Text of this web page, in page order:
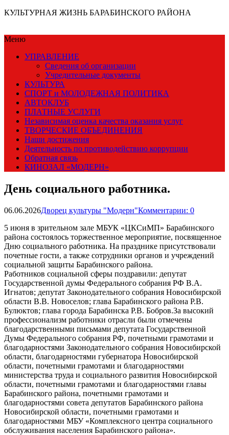
КУЛЬТУРНАЯ ЖИЗНЬ БАРАБИНСКОГО РАЙОНА
Меню
УПРАВЛЕНИЕ
Сведения об организации
Учредительные документы
КУЛЬТУРА
СПОРТ и МОЛОДЕЖНАЯ ПОЛИТИКА
АВТОКЛУБ
ПЛАТНЫЕ УСЛУГИ
Независимая оценка качества оказания услуг
ТВОРЧЕСКИЕ ОБЪЕДИНЕНИЯ
Наши достижения
Деятельность по противодействию коррупции
Обратная связь
КИНОЗАЛ «МОДЕРН»
День социального работника.
06.06.2026Дворец культуры "Модерн"Комментарии: 0
5 июня в зрительном зале МБУК «ЦКСиМП» Барабинского
района состоялось торжественное мероприятие, посвященное
Дню социального работника. На празднике присутствовали
почетные гости, а также сотрудники органов и учреждений
социальной защиты Барабинского района.
Работников социальной сферы поздравили: депутат
Государственной думы Федерального собрания РФ В.А.
Игнатов; депутат Законодательного собрания Новосибирской
области В.В. Новоселов; глава Барабинского района Р.В.
Булюктов; глава города Барабинска Р.В. Бобров.За высокий
профессионализм работники отрасли были отмечены
благодарственными письмами депутата Государственной
Думы Федерального собрания РФ, почетными грамотами и
благодарностями Законодательного собрания Новосибирской
области, благодарностями губернатора Новосибирской
области, почетными грамотами и благодарностями
министерства труда и социального развития Новосибирской
области, почетными грамотами и благодарностями главы
Барабинского района, почетными грамотами и
благодарностями совета депутатов Барабинского района
Новосибирской области, почетными грамотами и
благодарностями МБУ «Комплексного центра социального
обслуживания населения Барабинского района».